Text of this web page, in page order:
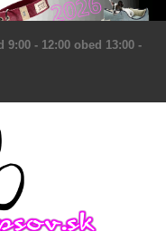
9:00 - 12:00 obed 13:00 -